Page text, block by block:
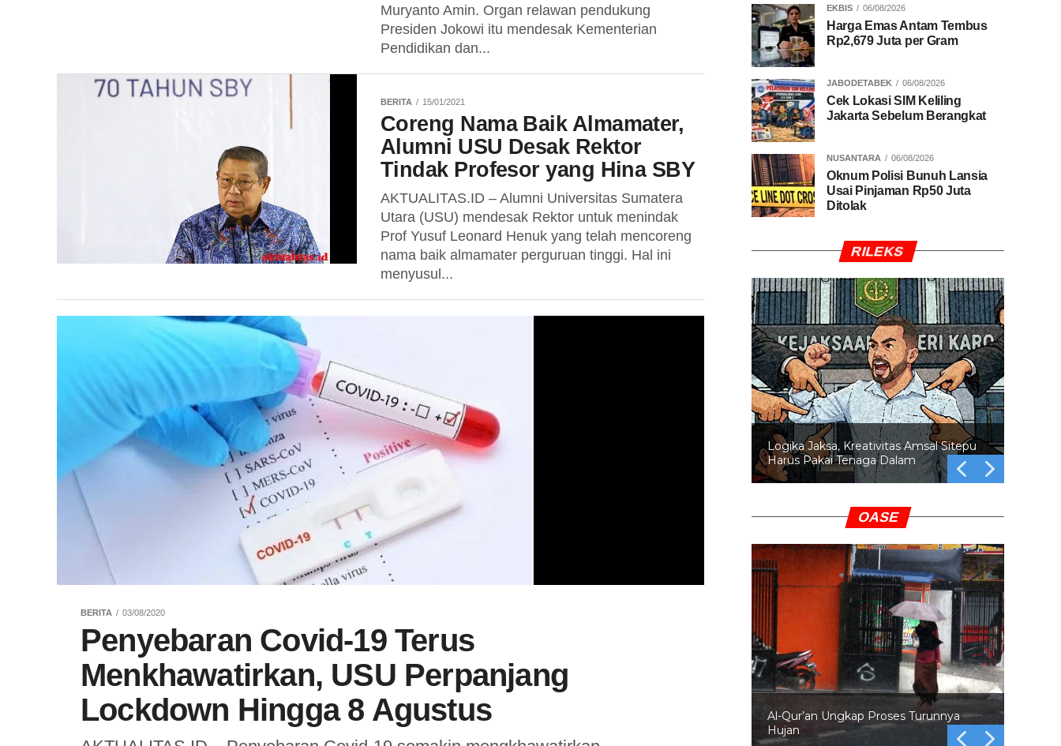
Muryanto Amin. Organ relawan pendukung
Presiden Jokowi itu mendesak Kementerian
Pendidikan dan...
BERITA 15/01/2021
Coreng Nama Baik Almamater,
Alumni USU Desak Rektor
Tindak Profesor yang Hina SBY
AKTUALITAS.ID – Alumni Universitas Sumatera
Utara (USU) mendesak Rektor untuk menindak
Prof Yusuf Leonard Henuk yang telah mencoreng
nama baik almamater perguruan tinggi. Hal ini
menyusul...
BERITA 03/08/2020
Penyebaran Covid-19 Terus
Menkhawatirkan, USU Perpanjang
Lockdown Hingga 8 Agustus
EKBIS 06/08/2026
Harga Emas Antam Tembus
Rp2,679 Juta per Gram
JABODETABEK 06/08/2026
Cek Lokasi SIM Keliling
Jakarta Sebelum Berangkat
NUSANTARA 06/08/2026
Oknum Polisi Bunuh Lansia
Usai Pinjaman Rp50 Juta
Ditolak
RILEKS
Logika Jaksa, Kreativitas Amsal Sitepu
Harus Pakai Tenaga Dalam
OASE
Al-Qur’an Ungkap Proses Turunnya
Hujan